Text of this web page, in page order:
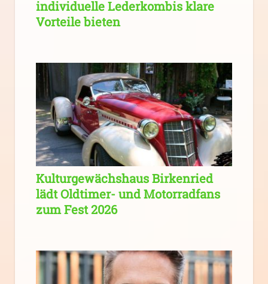
individuelle Lederkombis klare
Vorteile bieten
Kulturgewächshaus Birkenried
lädt Oldtimer- und Motorradfans
zum Fest 2026